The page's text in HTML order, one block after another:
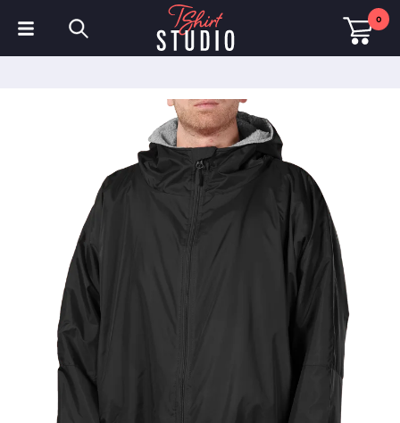
0
Mützen & Kappen
Sportbekleidung
Arbeitskleidung
Fleece & Jacken
Warnschutzkleidung